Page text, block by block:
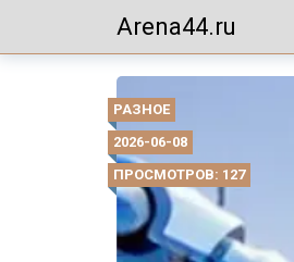
Arena44.ru
РАЗНОЕ
2026-06-08
ПРОСМОТРОВ: 127